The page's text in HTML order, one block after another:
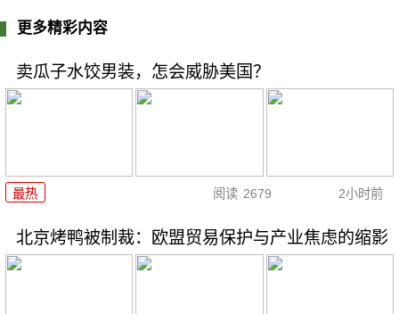
更多精彩内容
卖瓜子水饺男装，怎会威胁美国？
最热 阅读 2679 2小时前
北京烤鸭被制裁：欧盟贸易保护与产业焦虑的缩影